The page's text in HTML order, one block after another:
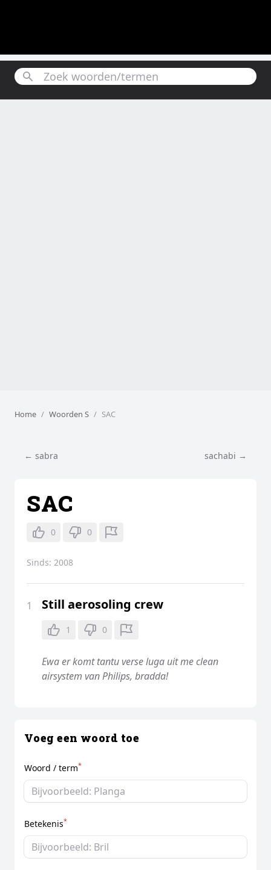
Home Woorden S SAC
← sabra sachabi →
SAC
0 0
Sinds: 2008
1 Still aerosoling crew
1 0
Ewa er komt tantu verse luga uit me clean
airsystem van Philips, bradda!
Voeg een woord toe
Woord / term*
Betekenis*